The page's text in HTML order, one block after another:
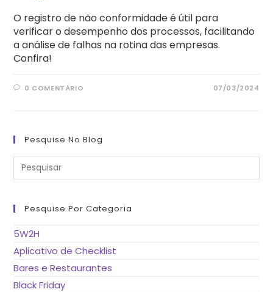
O registro de não conformidade é útil para
verificar o desempenho dos processos, facilitando
a análise de falhas na rotina das empresas.
Confira!
0 COMENTÁRIO 07/03/2024
Pesquise No Blog
Pesquise Por Categoria
5W2H
Aplicativo de Checklist
Bares e Restaurantes
Black Friday